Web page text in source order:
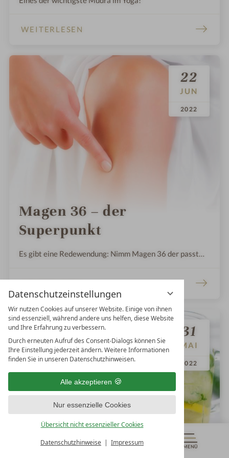
Datenschutzeinstellungen
Wir nutzen Cookies auf unserer Website. Einige von ihnen
sind essenziell, während andere uns helfen, diese Website
und Ihre Erfahrung zu verbessern.
Durch erneuten Aufruf des Consent-Dialogs können Sie
Ihre Einstellung jederzeit ändern. Weitere Informationen
finden Sie in unseren Datenschutzhinweisen.
Alle akzeptieren
Nur essenzielle Cookies
Übersicht nicht essenzieller Cookies
Datenschutzhinweise Impressum
MENÜ
GUTSCHEINE & MEHR ALLE RESORTS
WEITERLESEN
Magen 36 – der
Superpunkt
22
.
JUN
.
2022
Es gibt eine Redewendung: Nimm Magen 36 der passt
der Langlebigkeit“ oder „der Punkt der hundert
Erkrankungen“ genannt.
31
.
MAI
.
2022